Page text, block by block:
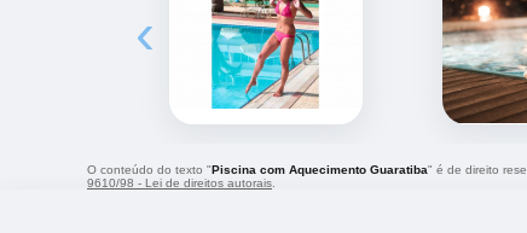
‹
O conteúdo do texto "Piscina com Aquecimento Guaratiba" é de direito
9610/98 - Lei de direitos autorais